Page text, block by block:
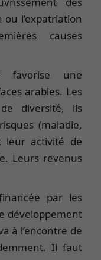
ou l’expatriation
causes
favorise une
arables. Les
diversité, ils
(maladie,
leur activité de
Leurs revenus
par les
développement
à l’encontre de
Il faut